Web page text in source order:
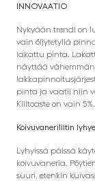
INNOVAATIO
Nykyään trendi on
vain öljytetyllä
lakattu pinta.
näyttää vähemmän
pinta ja vaatii niin
Kiiltoaste on vain 5%.
Koivuvaneriliitin
Lyhyissä päissä
koivuvaneria.
suuri, etenkin